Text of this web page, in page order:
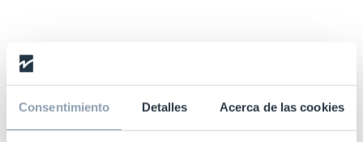
Consentimiento Detalles Acerca de las cookies